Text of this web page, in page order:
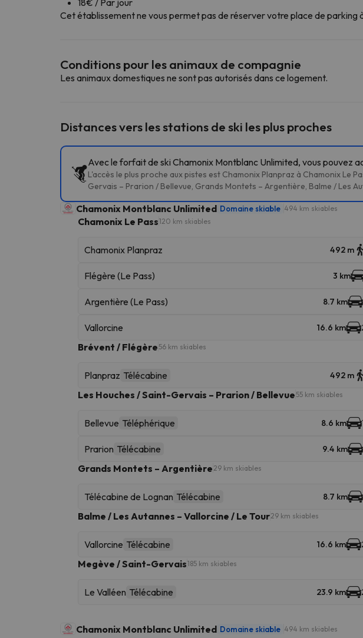
Cet établissement ne vous permet pas de réserver votre place de
Conditions pour les animaux de compagnie
Les animaux domestiques ne sont pas autorisés dans ce logement.
Distances vers les stations de ski les plus proches
Avec le forfait de ski Chamonix Montblanc Unlimited, vous pouvez
L'accès le plus proche aux pistes est Chamonix Planpraz à Chamonix Le
Gervais – Prarion / Bellevue, Grands Montets – Argentière, Balme / Les
Chamonix Montblanc Unlimited Domaine skiable 494 km skiables
Chamonix Le Pass120 km skiables
Chamonix Planpraz 492 m
Flégère (Le Pass) 3 km
Argentière (Le Pass) 8.7 km
Vallorcine 16.6 km
Brévent / Flégère 56 km skiables
Planpraz Télécabine 492 m
Les Houches / Saint-Gervais – Prarion / Bellevue 55 km skiables
Bellevue Téléphérique 8.6 km
Prarion Télécabine 9.4 km
Grands Montets – Argentière 29 km skiables
Télécabine de Lognan Télécabine 8.7 km
Balme / Les Autannes – Vallorcine / Le Tour29 km skiables
Vallorcine Télécabine 16.6 km
Megève / Saint-Gervais185 km skiables
Le Valléen Télécabine 23.9 km
Chamonix Montblanc Unlimited Domaine skiable 494 km skiables